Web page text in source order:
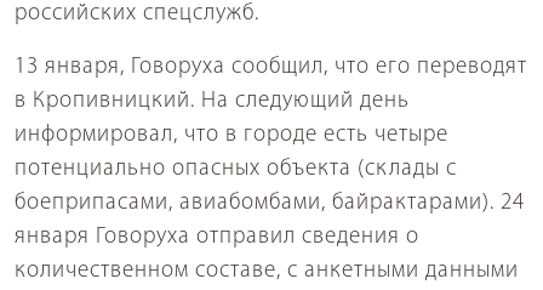
российских спецслужб.
13 января, Говоруха сообщил, что его переводят
в Кропивницкий. На следующий день
информировал, что в городе есть четыре
потенциально опасных объекта (склады с
боеприпасами, авиабомбами, байрактарами). 24
января Говоруха отправил сведения о
количественном составе, с анкетными данными